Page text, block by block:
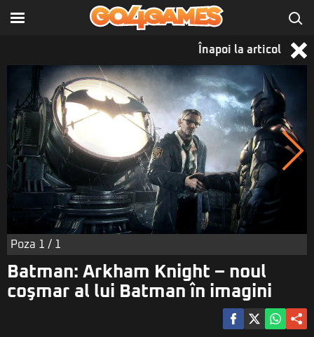
Înapoi la articol
Poza 1 / 1
Batman: Arkham Knight – noul
coşmar al lui Batman în imagini